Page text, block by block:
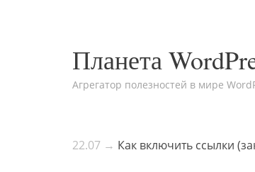
Планета
Агрегатор полезностей в мире
22.07 → Как включить ссылки